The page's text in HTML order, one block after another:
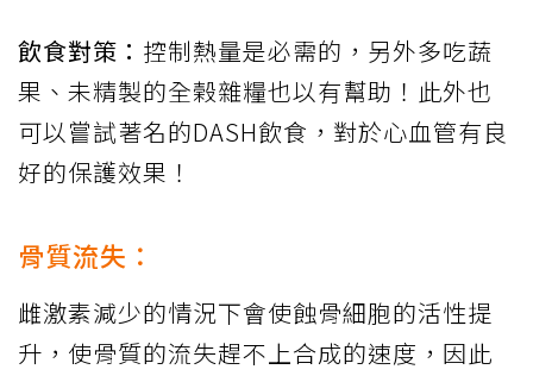
飲食對策： 控制熱量是必需的，另外多吃蔬
果、未精製的全榖雜糧也以有幫助！此外也
可以嘗試著名的DASH飲食，對於心血管有良
好的保護效果！
骨質流失：
雌激素減少的情況下會使蝕骨細胞的活性提
升，使骨質的流失趕不上合成的速度，因此